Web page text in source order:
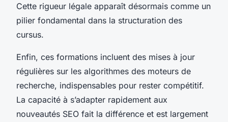
Cette rigueur légale apparaît désormais comme un
pilier fondamental dans la structuration des
cursus.
Enfin, ces formations incluent des mises à jour
régulières sur les algorithmes des moteurs de
recherche, indispensables pour rester compétitif.
La capacité à s’adapter rapidement aux
nouveautés SEO fait la différence et est largement